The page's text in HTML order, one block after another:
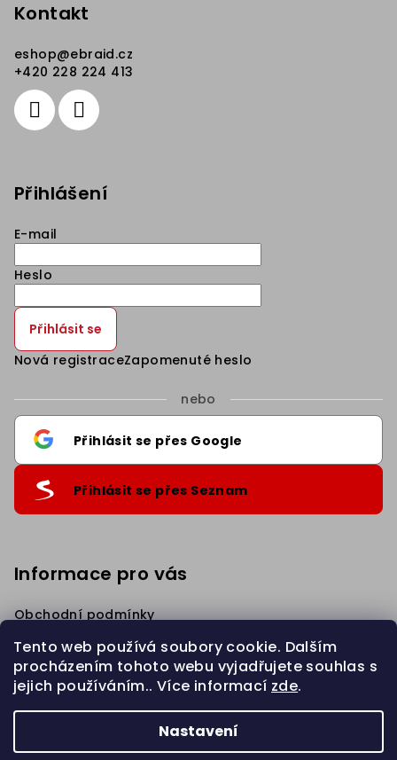
Tento web používá soubory cookie. Dalším
procházením tohoto webu vyjadřujete souhlas s
jejich používáním.. Více informací zde.
Nastavení
Kontakt
eshop@ebraid.cz
+420 228 224 413
Přihlášení
E-mail
Heslo
Přihlásit se
Nová registraceZapomenuté heslo
nebo
Přihlásit se přes Google
Přihlásit se přes Seznam
Informace pro vás
Obchodní podmínky
Podmínky ochrany osobních údajů
Věrnostní Sleva
Napište nám